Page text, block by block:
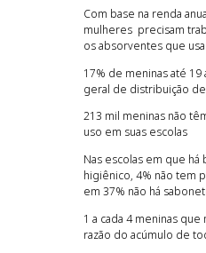
Com base na renda
mulheres precisam
os absorventes que
17% de meninas até
geral de distribuição de
213 mil meninas não
uso em suas escolas
Nas escolas em que
higiênico, 4% não tem
em 37% não há
1 a cada 4 meninas
razão do acúmulo de